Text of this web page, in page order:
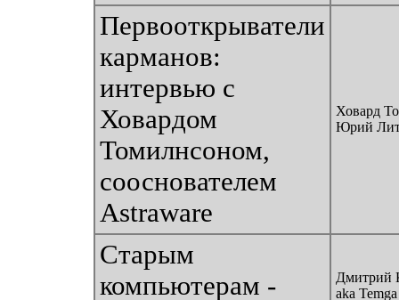
Первооткрыватели
карманов:
интервью с
Ховардом
Томилнсоном,
сооснователем
Astraware
Ховард
Юрий
Старым
компьютерам -
Дмитрий
aka Temga